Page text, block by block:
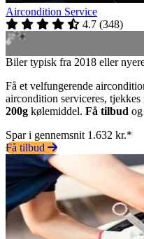
Aircondition Service
4.7 (348)
Biler typisk fra 2018 eller
Få et velfungerende
aircondition serviceres,
200g kølemiddel. Få tilbud
Spar i gennemsnit 1.632 kr.*
Få tilbud